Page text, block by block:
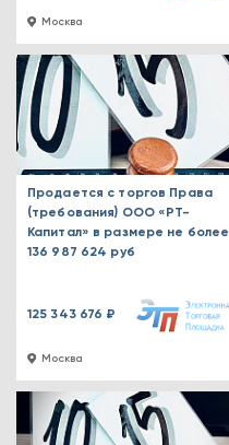
Москва
Москва
Продается с торгов Права
(требования) ООО «РТ-
Капитал» в размере не более
136 987 624 руб
125 343 676 ₽